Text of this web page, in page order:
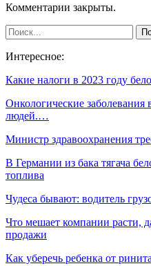
Комментарии закрыты.
Интересное:
Какие налоги в 2023 году
Онкологические
людей.…
Министр здравоохранения
В Германии из бака тягача
топлива
Чудеса бывают: водитель
Что мешает компании расти,
продажи
Как уберечь ребенка от